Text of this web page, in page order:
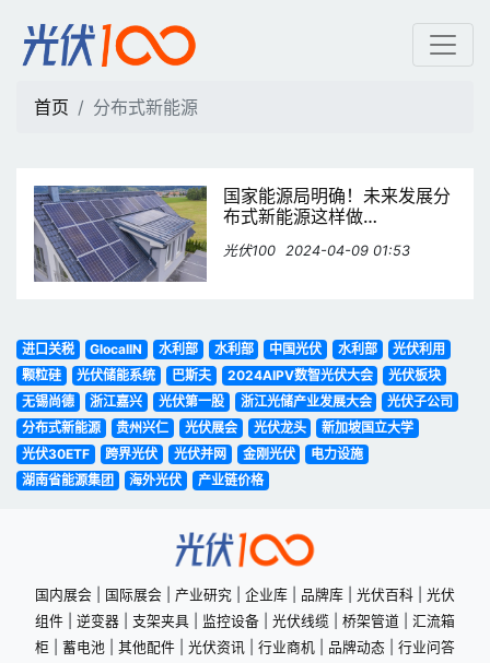
分布式新能源 | 光伏100
首页 分布式新能源
国家能源局明确！未来发展分
布式新能源这样做…
光伏100 2024-04-09 01:53
进口关税 GlocalIN 水利部 水利部 中国光伏 水利部
光伏利用
颗粒硅
光伏储能系统 巴斯夫 2024AIPV数智光伏大会
光伏板块
无锡尚德
浙江嘉兴 光伏第一股 浙江光储产业发展大会
光伏子公司
分布式新能源
贵州兴仁 光伏展会 光伏龙头
新加坡国立大学
光伏30ETF
跨界光伏 光伏并网 金刚光伏
电力设施
湖南省能源集团
海外光伏 产业链价格
国内展会 国际展会 产业研究 企业库 品牌库 光伏百科
光伏
组件
逆变器 支架夹具 监控设备 光伏线缆 桥架管道
汇流箱
柜
蓄电池 其他配件 光伏资讯 行业商机 品牌动态 行业问答